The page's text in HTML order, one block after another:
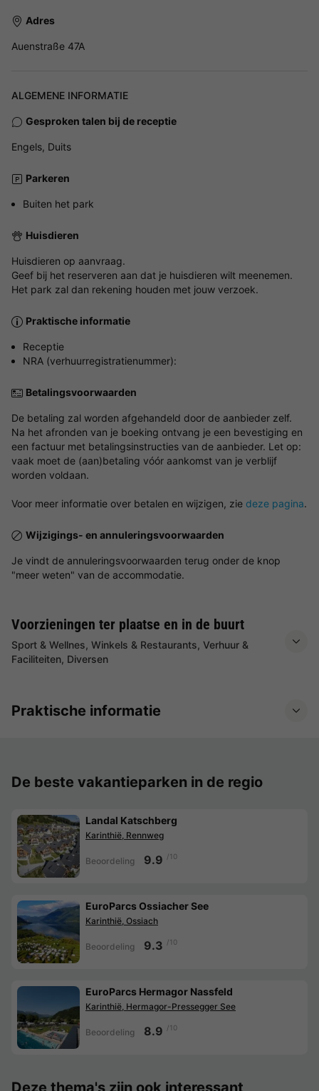
Adres
Auenstraße 47A
ALGEMENE INFORMATIE
Gesproken talen bij de receptie
Engels, Duits
Parkeren
Buiten het park
Huisdieren
Huisdieren op aanvraag.
Geef bij het reserveren aan dat je huisdieren wilt meenemen.
Het park zal dan rekening houden met jouw verzoek.
Praktische informatie
Receptie
NRA (verhuurregistratienummer):
Betalingsvoorwaarden
De betaling zal worden afgehandeld door de aanbieder zelf.
Na het afronden van je boeking ontvang je een bevestiging en
een factuur met betalingsinstructies van de aanbieder. Let op:
vaak moet de (aan)betaling vóór aankomst van je verblijf
worden voldaan.
Voor meer informatie over betalen en wijzigen, zie deze pagina.
Wijzigings- en annuleringsvoorwaarden
Je vindt de annuleringsvoorwaarden terug onder de knop
"meer weten" van de accommodatie.
Voorzieningen ter plaatse en in de buurt
Sport & Wellnes, Winkels & Restaurants, Verhuur &
Faciliteiten, Diversen
Praktische informatie
De beste vakantieparken in de regio
Landal Katschberg
Karinthië, Rennweg
Beoordeling 9.9 /10
EuroParcs Ossiacher See
Karinthië, Ossiach
Beoordeling 9.3 /10
EuroParcs Hermagor Nassfeld
Karinthië, Hermagor-Pressegger See
Beoordeling 8.9 /10